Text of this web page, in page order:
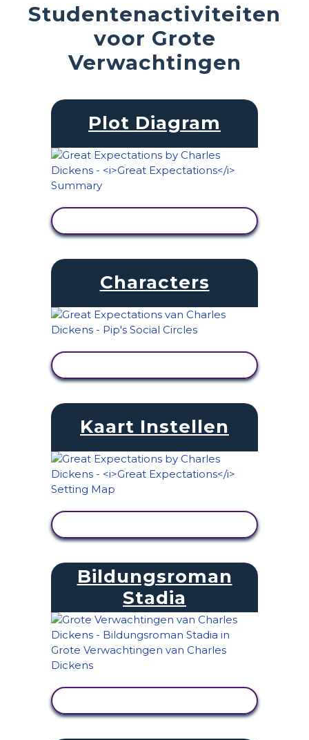
Studentenactiviteiten
voor Grote
Verwachtingen
Plot Diagram
Characters
Kaart Instellen
Bildungsroman
Stadia